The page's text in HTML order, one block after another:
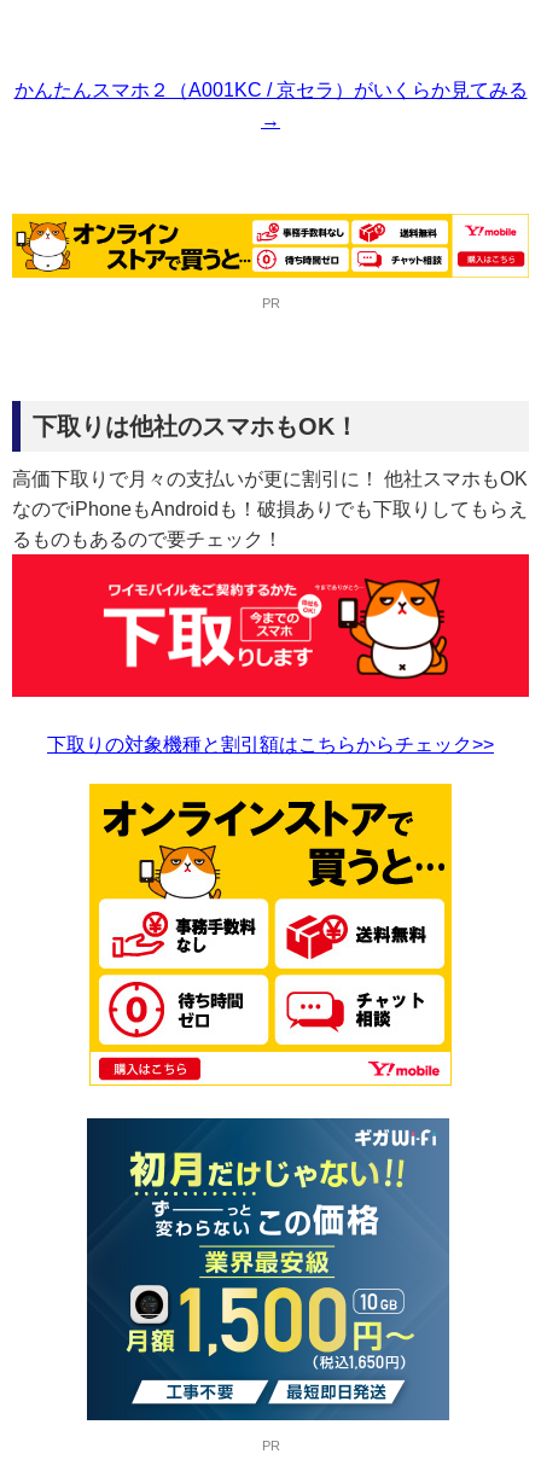
かんたんスマホ２（A001KC / 京セラ）がいくらか見てみる
→
PR
下取りは他社のスマホもOK！
高価下取りで月々の支払いが更に割引に！ 他社スマホもOK
なのでiPhoneもAndroidも！破損ありでも下取りしてもらえ
るものもあるので要チェック！
下取りの対象機種と割引額はこちらからチェック>>
PR